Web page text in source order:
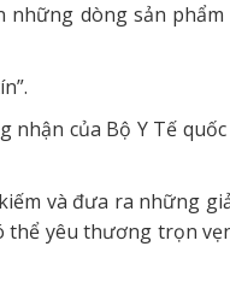
những dòng sản phẩm
nhận của Bộ Y Tế
và đưa ra những
thể yêu thương trọn